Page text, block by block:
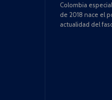
Colombia
de 2018 nace el
actualidad del